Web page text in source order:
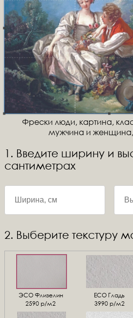
Фрески люди, картина,
мужчина и женщина,
1. Введите ширину и
сантиметрах
2. Выберите текстуру
ЭСО Флизелин
2590 р/м2
ЕСО Гладь
3990 р/м2